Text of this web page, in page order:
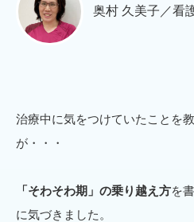
奥村 久美子／看
治療中に気をつけていたことを
が・・・
「そわそわ期」の乗り越え方を
に気づきました。